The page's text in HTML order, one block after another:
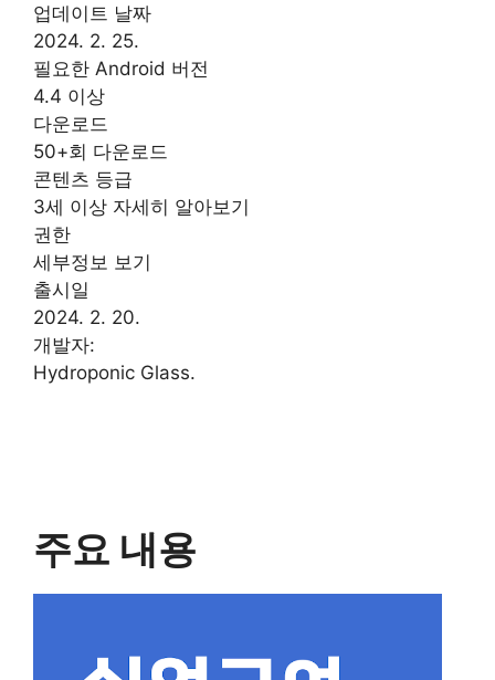
업데이트 날짜
2024. 2. 25.
필요한 Android 버전
4.4 이상
다운로드
50+회 다운로드
콘텐츠 등급
3세 이상 자세히 알아보기
권한
세부정보 보기
출시일
2024. 2. 20.
개발자:
Hydroponic Glass.
주요 내용